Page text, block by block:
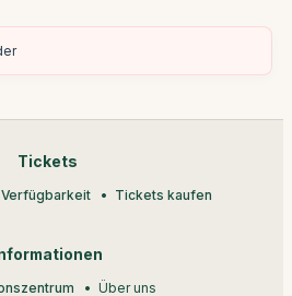
Tickets
Tickets kaufen
Über uns